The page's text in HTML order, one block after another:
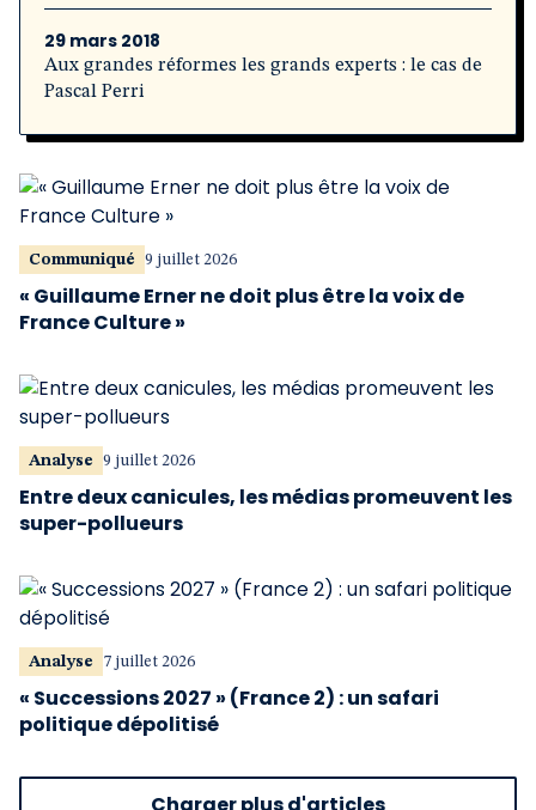
29 mars 2018
Aux grandes réformes les grands experts : le cas de
Pascal Perri
Communiqué 9 juillet 2026
« Guillaume Erner ne doit plus être la voix de
France Culture »
Analyse 9 juillet 2026
Entre deux canicules, les médias promeuvent les
super-pollueurs
Analyse 7 juillet 2026
« Successions 2027 » (France 2) : un safari
politique dépolitisé